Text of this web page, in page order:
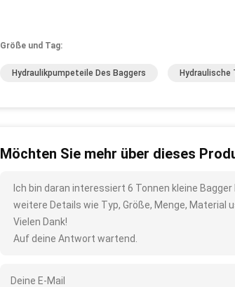
Größe und Tag:
Hydraulikpumpeteile Des Baggers Hydraulische
Möchten Sie mehr über dieses
Ich bin daran interessiert 6 Tonnen kleine
weitere Details wie Typ, Größe, Menge, Material
Vielen Dank!
Auf deine Antwort wartend.